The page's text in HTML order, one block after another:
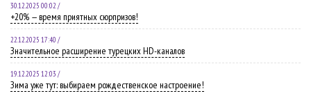
30.12.2025 00:02 /
+20% — время приятных сюрпризов!
22.12.2025 17:40 /
Значительное расширение турецких HD-каналов
19.12.2025 12:03 /
Зима уже тут: выбираем рождественское настроение!